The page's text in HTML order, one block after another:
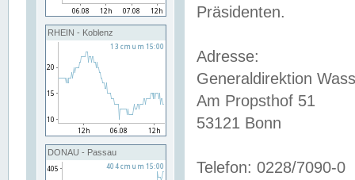
RHEIN - Koblenz
DONAU - Passau
Präsidenten.
Adresse:
Generaldirektion
Am Propsthof 51
53121 Bonn
Telefon: 0228/7090-0